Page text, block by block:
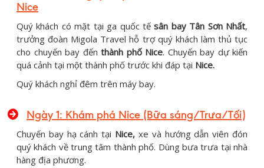
Nice
Quý khách có mặt tại ga quốc tếsân bay Tân Sơn Nhất,
trưởng đoàn Migola Travel hỗ trợ quý khách làm thủ tục
cho chuyến bay đến thành phố Nice. Chuyến bay dự kiến
quá cảnh tại một thành phố trước khi đáp tại Nice.
Quý khách nghỉ đêm trên máy bay.
Ngày 1: Khám phá Nice (Bữa sáng/Trưa/Tối)
Chuyến bay hạ cánh tại Nice, xe và hướng dẫn viên đón
quý khách về trung tâm thành phố. Dùng bưa trưa tại nhà
hàng địa phương.